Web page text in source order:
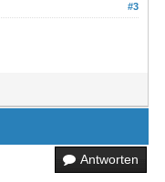
#3
Antworten